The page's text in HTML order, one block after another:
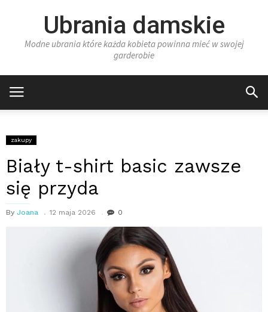
Ubrania damskie
Modne ubrania które każda kobieta powinna mieć w swojej
garderobie
zakupy
Biały t-shirt basic zawsze
się przyda
By Joana 12 maja 2026 0